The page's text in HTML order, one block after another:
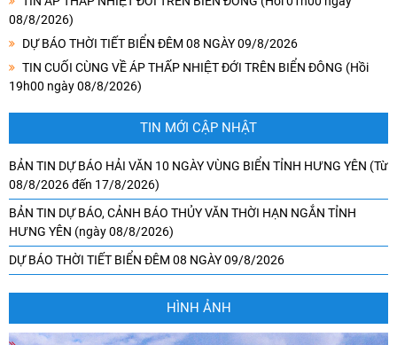
08/8/2026)
DỰ BÁO THỜI TIẾT BIỂN ĐÊM 08 NGÀY 09/8/2026
TIN CUỐI CÙNG VỀ ÁP THẤP NHIỆT ĐỚI TRÊN BIỂN ĐÔNG (Hồi
19h00 ngày 08/8/2026)
TIN MỚI CẬP NHẬT
BẢN TIN DỰ BÁO HẢI VĂN 10 NGÀY VÙNG BIỂN TỈNH HƯNG YÊN (Từ
08/8/2026 đến 17/8/2026)
BẢN TIN DỰ BÁO, CẢNH BÁO THỦY VĂN THỜI HẠN NGẮN TỈNH
HƯNG YÊN (ngày 08/8/2026)
DỰ BÁO THỜI TIẾT BIỂN ĐÊM 08 NGÀY 09/8/2026
HÌNH ẢNH